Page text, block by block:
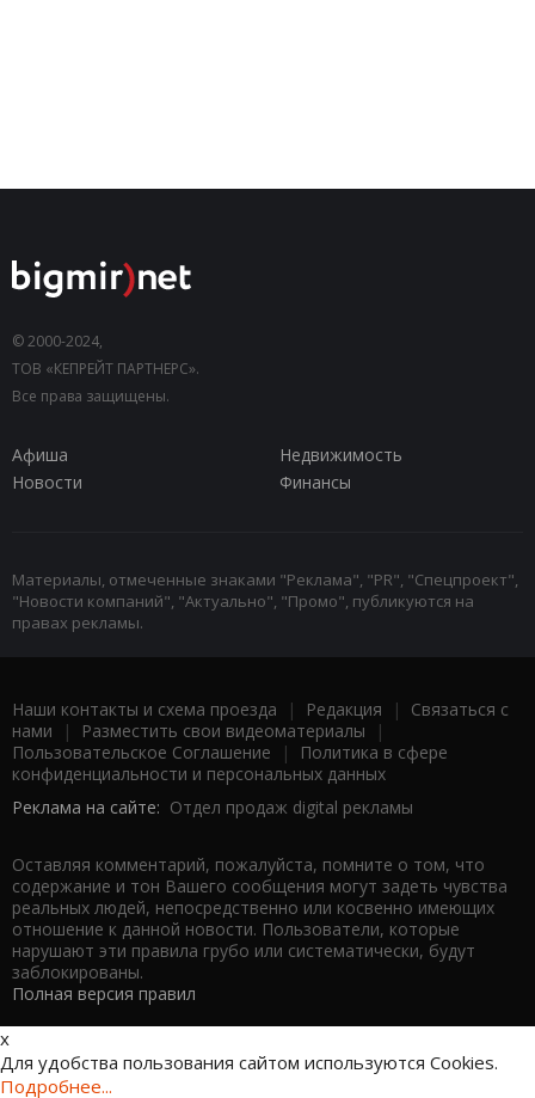
© 2000-2024,
ТОВ «КЕПРЕЙТ ПАРТНЕРС».
Все права защищены.
Афиша
Недвижимость
Новости
Финансы
Материалы, отмеченные знаками "Реклама", "PR", "Спецпроект",
"Новости компаний", "Актуально", "Промо", публикуются на
правах рекламы.
Наши контакты и схема проезда | Редакция | Связаться с
нами | Разместить свои видеоматериалы |
Пользовательское Соглашение |
Политика в сфере
конфиденциальности и персональных данных
Реклама на сайте: Отдел продаж digital рекламы
Оставляя комментарий, пожалуйста, помните о том, что
содержание и тон Вашего сообщения могут задеть чувства
реальных людей, непосредственно или косвенно имеющих
отношение к данной новости. Пользователи, которые
нарушают эти правила грубо или систематически, будут
заблокированы.
Полная версия правил
x
Для удобства пользования сайтом используются Cookies.
Подробнее...